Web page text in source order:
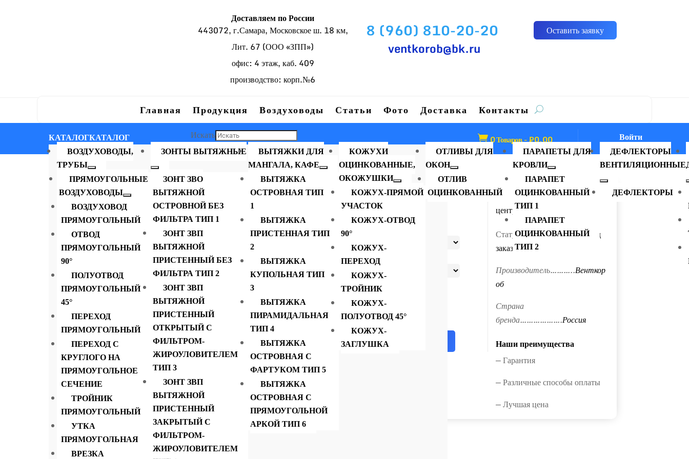
Доставляем по России
443072, г.Самара, Московское ш. 18 км,
Лит. 67 (ООО «ЗПП»)
офис: 4 этаж, каб. 409
производство: корп.№6
8 (960) 810-20-20
ventkorob@bk.ru
Оставить заявку
Главная Продукция Воздуховоды Статьи Фото Доставка Контакты
КАТАЛОГКАТАЛОГ
ВОЗДУХОВОДЫ,
ТРУБЫ
ПРЯМОУГОЛЬНЫЕ
ВОЗДУХОВОДЫ
ВОЗДУХОВОД
ПРЯМОУГОЛЬНЫЙ
ОТВОД
ПРЯМОУГОЛЬНЫЙ
90°
ПОЛУОТВОД
ПРЯМОУГОЛЬНЫЙ
45°
ПЕРЕХОД
ПРЯМОУГОЛЬНЫЙ
ПЕРЕХОД С
КРУГЛОГО НА
ПРЯМОУГОЛЬНОЕ
СЕЧЕНИЕ
ТРОЙНИК
ПРЯМОУГОЛЬНЫЙ
УТКА
ПРЯМОУГОЛЬНАЯ
ВРЕЗКА
ЗОНТЫ ВЫТЯЖНЫЕ
ЗОНТ ЗВО
ВЫТЯЖНОЙ
ОСТРОВНОЙ БЕЗ
ФИЛЬТРА ТИП 1
ЗОНТ ЗВП
ВЫТЯЖНОЙ
ПРИСТЕННЫЙ БЕЗ
ФИЛЬТРА ТИП 2
ЗОНТ ЗВП
ВЫТЯЖНОЙ
ПРИСТЕННЫЙ
ОТКРЫТЫЙ С
ФИЛЬТРОМ-
ЖИРОУЛОВИТЕЛЕМ
ТИП 3
ЗОНТ ЗВП
ВЫТЯЖНОЙ
ПРИСТЕННЫЙ
ЗАКРЫТЫЙ С
ФИЛЬТРОМ-
ЖИРОУЛОВИТЕЛЕМ
ВЫТЯЖКИ ДЛЯ
МАНГАЛА, КАФЕ
ВЫТЯЖКА
ОСТРОВНАЯ ТИП
1
ВЫТЯЖКА
ПРИСТЕННАЯ ТИП
2
ВЫТЯЖКА
КУПОЛЬНАЯ ТИП
3
ВЫТЯЖКА
ПИРАМИДАЛЬНАЯ
ТИП 4
ВЫТЯЖКА
ОСТРОВНАЯ С
ФАРТУКОМ ТИП 5
ВЫТЯЖКА
ОСТРОВНАЯ С
ПРЯМОУГОЛЬНОЙ
АРКОЙ ТИП 6
КОЖУХИ
ОЦИНКОВАННЫЕ,
ОКОЖУШКИ
КОЖУХ-ПРЯМОЙ
УЧАСТОК
КОЖУХ-ОТВОД
90°
КОЖУХ-
ПЕРЕХОД
КОЖУХ-
ТРОЙНИК
КОЖУХ-
ПОЛУОТВОД 45°
КОЖУХ-
ЗАГЛУШКА
ОТЛИВЫ ДЛЯ
ОКОН
ОТЛИВ
ОЦИНКОВАННЫЙ
ПАРАПЕТЫ ДЛЯ
КРОВЛИ
ПАРАПЕТ
ОЦИНКОВАННЫЙ
ТИП 1
ПАРАПЕТ
ОЦИНКОВАННЫЙ
ТИП 2
ДЕФЛЕКТОРЫ
ВЕНТИЛЯЦИОННЫЕ
ДЕФЛЕКТОРЫ
Искать
×
 0 Товаров-₽0.00 Войти
Зонт вытяжной островной
Тип1 1900×900
Металл
Диаметр
врезки
Количество
товара
Зонт
вытяжной
Тип1
Зонт вентиляционный
центральный Тип 1
Статус…………………………Под
заказ
Производитель………..Венткор
об
Страна
бренда……………….Россия
Наши преимущества
— Гарантия
— Различные способы оплаты
— Лучшая цена